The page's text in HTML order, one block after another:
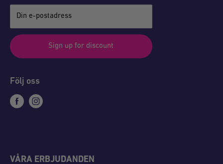
Din e-postadress
Sign up for discount
Följ oss
VÅRA ERBJUDANDEN